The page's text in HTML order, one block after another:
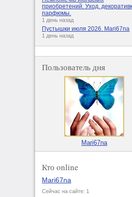
приобретений. Уход,
парфюмы.
1 день назад
Пустышки июля 2026. Mari67na
1 день назад
Пользователь дня
Mari67na
Кто online
Mari67na
Сейчас на сайте: 1